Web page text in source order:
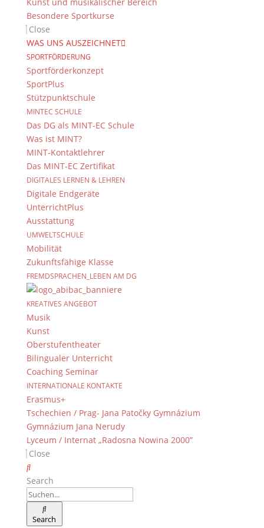
Besondere Sportkurse
Close
WAS UNS AUSZEICHNET
SPORTFÖRDERUNG
Sportförderkonzept
SportPlus
Stützpunktschule
MINTEC SCHULE
Das DG als MINT-EC Schule
Was ist MINT?
MINT-Kontaktlehrer
Das MINT-EC Zertifikat
DIGITALES LERNEN & LEHREN
Digitale Endgeräte
UnterrichtPlus
Ausstattung
UMWELTSCHULE
Mobilität
Zukunftsfähige Klasse
FREMDSPRACHEN_LEBEN AM DG
KREATIVES ANGEBOT
Musik
Kunst
Oberstufentheater
Bilingualer Unterricht
Coaching Seminar
INTERNATIONALE KONTAKTE
Erasmus+
Tschechien / Prag- Jana Patočky Gymnázium
Gymnázium Jana Nerudy
Lyceum / Internat „Radosna Nowina 2000”
Close
Search
Search
Apfelstrudel und Apfelküchle (von Darya Novikava)
Schäufele, Obatzter und Ziebeleskäs (von Moritz
Büttner)